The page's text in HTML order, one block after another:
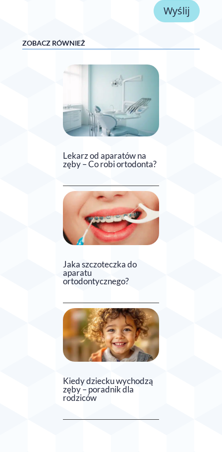
Wyślij
ZOBACZ RÓWNIEŻ
Lekarz od aparatów na
zęby – Co robi ortodonta?
Jaka szczoteczka do
aparatu
ortodontycznego?
Kiedy dziecku wychodzą
zęby – poradnik dla
rodziców